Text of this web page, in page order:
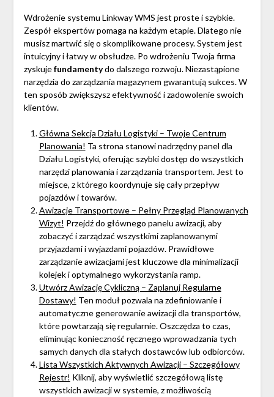
Wdrożenie systemu Linkway WMS jest proste i szybkie.
Zespół ekspertów pomaga na każdym etapie. Dlatego nie
musisz martwić się o skomplikowane procesy. System jest
intuicyjny i łatwy w obsłudze. Po wdrożeniu Twoja firma
zyskujefundamentydo dalszego rozwoju. Niezastąpione
narzędzia do zarządzania magazynem gwarantują sukces. W
ten sposób zwiększysz efektywność i zadowolenie swoich
klientów.
Główna Sekcja Działu Logistyki – Twoje Centrum
Planowania! Ta strona stanowi nadrzędny panel dla
Działu Logistyki, oferując szybki dostęp do wszystkich
narzędzi planowania i zarządzania transportem. Jest to
miejsce, z którego koordynuje się cały przepływ
pojazdów i towarów.
Awizacje Transportowe – Pełny Przegląd Planowanych
Wizyt! Przejdź do głównego panelu awizacji, aby
zobaczyć i zarządzać wszystkimi zaplanowanymi
przyjazdami i wyjazdami pojazdów. Prawidłowe
zarządzanie awizacjami jest kluczowe dla minimalizacji
kolejek i optymalnego wykorzystania ramp.
Utwórz Awizację Cykliczną – Zaplanuj Regularne
Dostawy! Ten moduł pozwala na zdefiniowanie i
automatyczne generowanie awizacji dla transportów,
które powtarzają się regularnie. Oszczędza to czas,
eliminując konieczność ręcznego wprowadzania tych
samych danych dla stałych dostawców lub odbiorców.
Lista Wszystkich Aktywnych Awizacji – Szczegółowy
Rejestr! Kliknij, aby wyświetlić szczegółową listę
wszystkich awizacji w systemie, z możliwością